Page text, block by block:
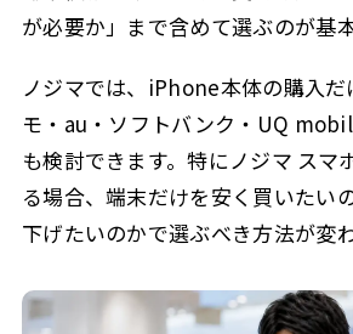
が必要か」まで含めて選ぶのが基本
ノジマでは、iPhone本体の購入だ
モ・au・ソフトバンク・UQ
も検討できます。特にノジマ スマ
る場合、端末だけを安く買いたい
下げたいのかで選ぶべき方法が変わ